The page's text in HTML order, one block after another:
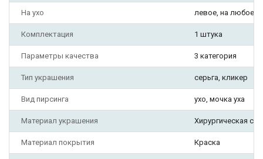
На ухо левое, на любое,
Комплектация 1 штука
Параметры качества 3 категория
Тип украшения серьга, кликер
Вид пирсинга ухо, мочка уха
Материал украшения Хирургическая
Материал покрытия Краска